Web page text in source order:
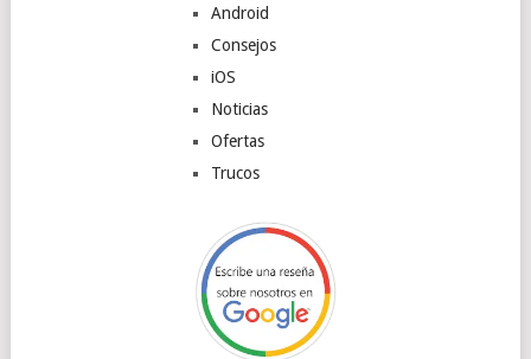
Android
Consejos
iOS
Noticias
Ofertas
Trucos